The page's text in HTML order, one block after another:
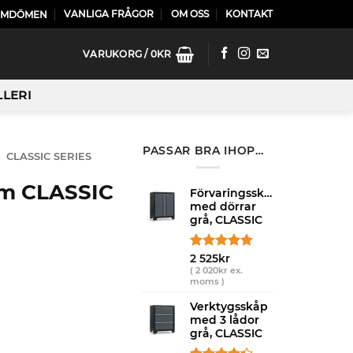
VANLIGA FRÅGOR OM OSS KONTAKT
VARUKORG / 0KR
CLASSIC SERIES
CLASSIC
PASSAR BRA IHOP…
Förvaringsskåp
med dörrar
grå, CLASSIC
Betygsatt
5.00av 5
baserat på
4
2 525kr
( 2 020kr ex.
moms )
Verktygsskåp
med 3 lådor
grå, CLASSIC